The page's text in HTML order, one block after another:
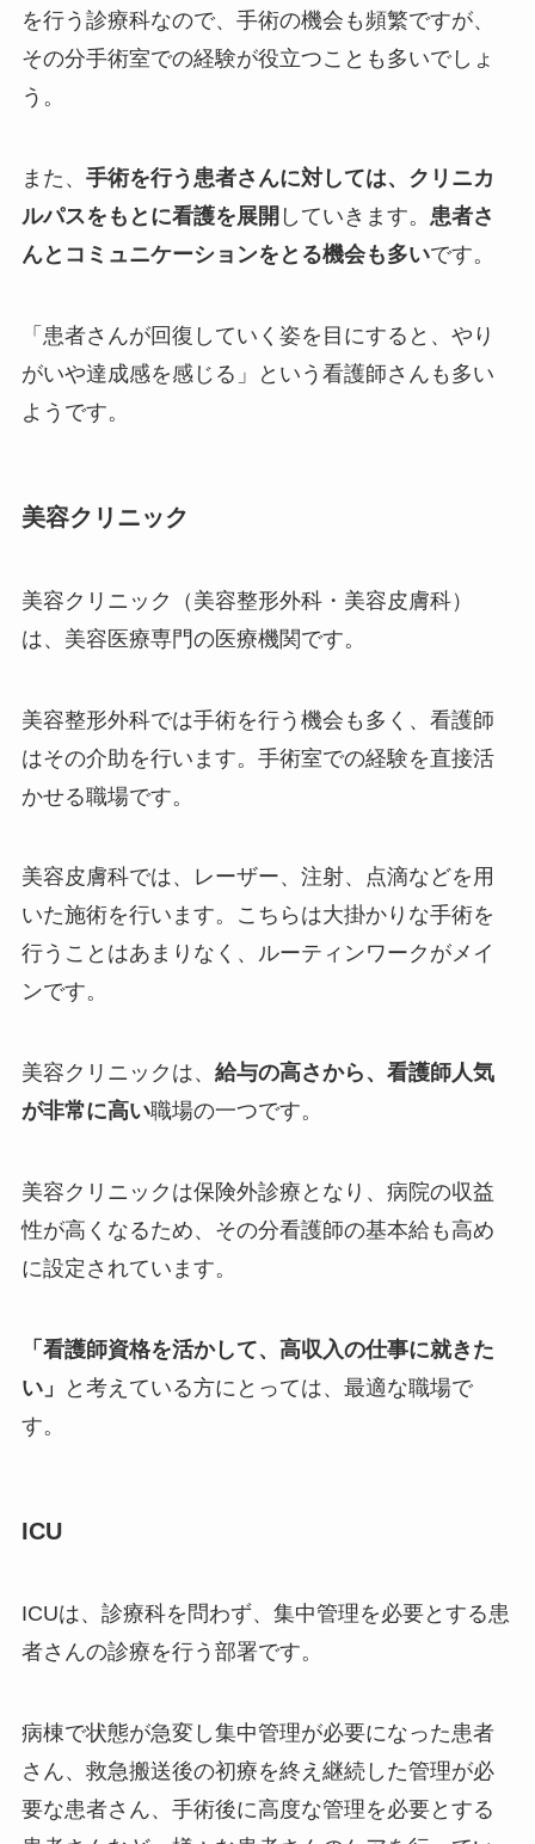
を行う診療科なので、手術の機会も頻繁ですが、
その分手術室での経験が役立つことも多いでしょ
う。
また、 手術を行う患者さんに対しては、クリニカ
ルパスをもとに看護を展開 していきます。 患者さ
んとコミュニケーションをとる機会も多いです。
「患者さんが回復していく姿を目にすると、やり
がいや達成感を感じる」という看護師さんも多い
ようです。
美容クリニック
美容クリニック（美容整形外科・美容皮膚科）
は、美容医療専門の医療機関です。
美容整形外科では手術を行う機会も多く、看護師
はその介助を行います。手術室での経験を直接活
かせる職場です。
美容皮膚科では、レーザー、注射、点滴などを用
いた施術を行います。こちらは大掛かりな手術を
行うことはあまりなく、ルーティンワークがメイ
ンです。
美容クリニックは、 給与の高さから、看護師人気
が非常に高い職場の一つです。
美容クリニックは保険外診療となり、病院の収益
性が高くなるため、その分看護師の基本給も高め
に設定されています。
「看護師資格を活かして、高収入の仕事に就きた
い」
と考えている方にとっては、最適な職場で
す。
ICU
ICUは、診療科を問わず、集中管理を必要とする患
者さんの診療を行う部署です。
病棟で状態が急変し集中管理が必要になった患者
さん、救急搬送後の初療を終え継続した管理が必
要な患者さん、手術後に高度な管理を必要とする